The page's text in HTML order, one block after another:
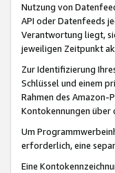
Nutzung von
API oder Datenfeeds
Verantwortung liegt,
jeweiligen Zeitpunkt
Zur Identifizierung
Schlüssel und einem
Rahmen des
Kontokennungen über
Um
erforderlich, eine
Eine